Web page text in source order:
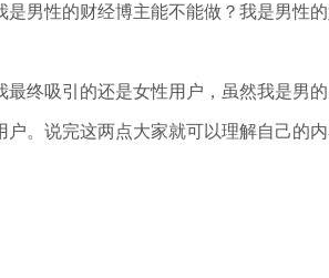
男性的财经博主能不能做？我是男性
终吸引的还是女性用户，虽然我是男的
。说完这两点大家就可以理解自己的